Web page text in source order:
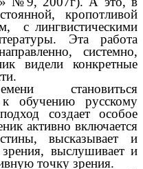
кропотливой
с лингвистическими
Эта работа
системно,
видели конкретные
становиться
обучению русскому
создает особое
активно включается
высказывает и
выслушивает и
точку зрения.